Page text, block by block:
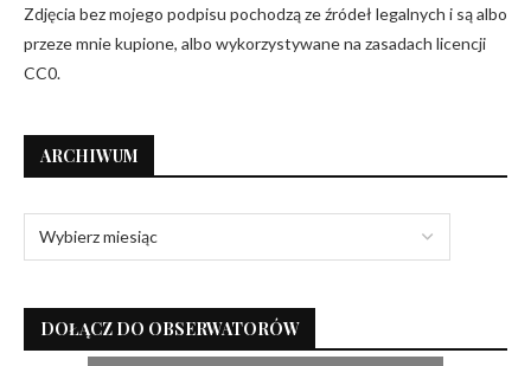
Zdjęcia bez mojego podpisu pochodzą ze źródeł legalnych i są albo
przeze mnie kupione, albo wykorzystywane na zasadach licencji
CC0.
ARCHIWUM
DOŁĄCZ DO OBSERWATORÓW